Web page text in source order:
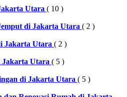
Utara ( 10 )
di Jakarta Utara ( 2 )
Jakarta Utara ( 2 )
Jakarta Utara ( 5 )
di Jakarta Utara ( 5 )